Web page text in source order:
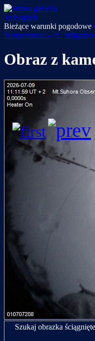
in English
Bieżące warunki pogodowe
Temperatura: -- °C
Obraz z
Szukaj obrazka